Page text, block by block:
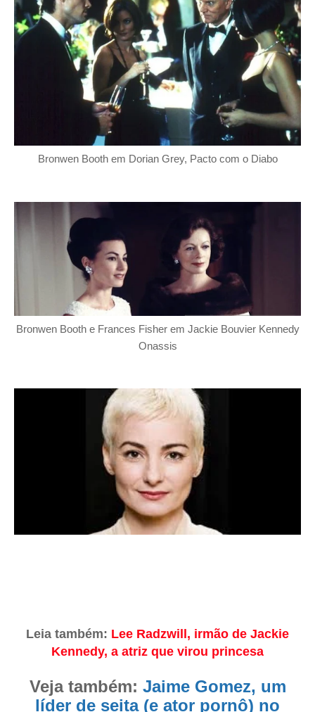
Bronwen Booth em Dorian Grey, Pacto com o Diabo
Bronwen Booth e Frances Fisher em Jackie Bouvier Kennedy
Onassis
Leia também: Lee Radzwill, irmão de Jackie
Kennedy, a atriz que virou princesa
Veja também: Jaime Gomez, um
líder de seita (e ator pornô) no